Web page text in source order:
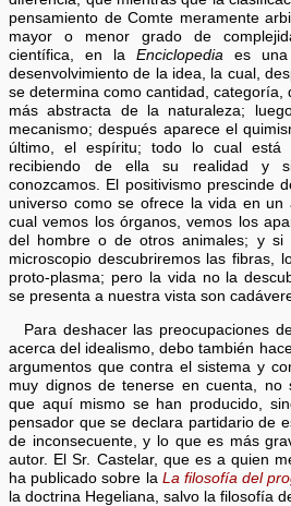
pensamiento de Comte meramente
mayor o menor grado de
científica, en laEnciclopedia es una
desenvolvimiento de la idea, la cual,
se determina como cantidad, categoría,
más abstracta de la naturaleza;
mecanismo; después aparece el
último, el espíritu; todo lo cual
recibiendo de ella su realidad y
conozcamos. El positivismo prescinde
universo como se ofrece la vida en un
cual vemos los órganos, vemos los
del hombre o de otros animales; y si
microscopio descubriremos las fibras,
proto-plasma; pero la vida no la
se presenta a nuestra vista son
Para deshacer las preocupaciones
acerca del idealismo, debo también
argumentos que contra el sistema y
muy dignos de tenerse en cuenta, no
que aquí mismo se han producido,
pensador que se declara partidario de
de inconsecuente, y lo que es más
autor. El Sr. Castelar, que es a quien
ha publicado sobre la La filosofía del
la doctrina Hegeliana, salvo la filosofía